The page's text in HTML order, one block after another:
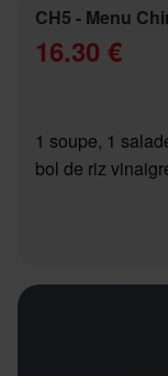
CH5 - Menu
16.30 €
1 soupe, 1
bol de riz